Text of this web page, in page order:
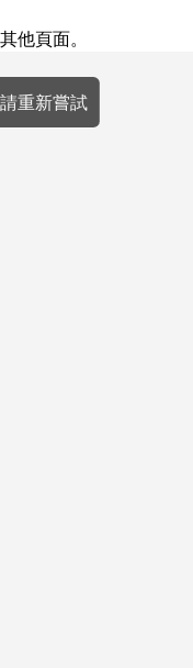
他頁面。
重新嘗試